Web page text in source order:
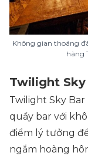
Không gian thoáng
hàng
Twilight
Twilight Sky
quầy bar với
điểm lý tưởng
ngắm hoàng